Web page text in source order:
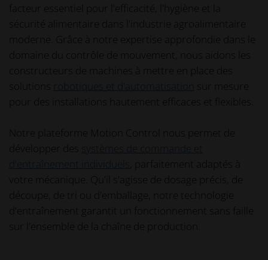
facteur essentiel pour l'efficacité, l'hygiène et la
sécurité alimentaire dans l'industrie agroalimentaire
moderne. Grâce à notre expertise approfondie dans le
domaine du contrôle de mouvement, nous aidons les
constructeurs de machines à mettre en place des
robotiques et d'automatisation
sur mesure
pour des installations hautement efficaces et flexibles.
Notre plateforme Motion Control nous permet de
développer des
systèmes de commande et
d'entraînement individuels
, parfaitement adaptés à
votre mécanique. Qu'il s'agisse de dosage précis, de
découpe, de tri ou d'emballage, notre technologie
d'entraînement garantit un fonctionnement sans faille
sur l'ensemble de la chaîne de production.